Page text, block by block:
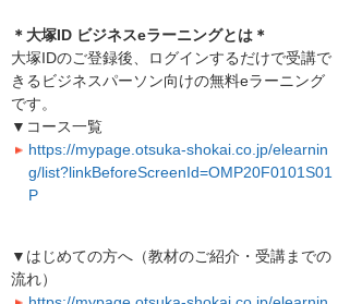
＊大塚ID ビジネスeラーニングとは＊
大塚IDのご登録後、ログインするだけで受講で
きるビジネスパーソン向けの無料eラーニング
です。
▼コース一覧
https://mypage.otsuka-shokai.co.jp/elearnin
g/list?linkBeforeScreenId=OMP20F0101S01
P
▼はじめての方へ（教材のご紹介・受講までの
流れ）